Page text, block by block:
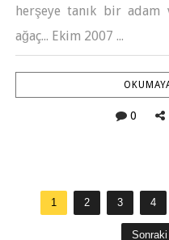
herşeye tanık bir
ağaç... Ekim 2007 ...
0
1 2 3 4